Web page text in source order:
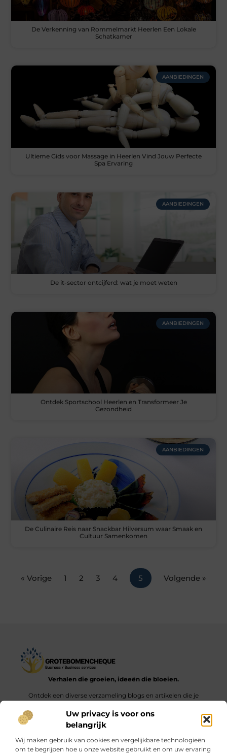
Uw privacy is voor ons
belangrijk
Wij maken gebruik van cookies en vergelijkbare technologieën
om te begrijpen hoe u onze website gebruikt en om uw ervaring
De Verkenning van Rommelmarkt Heerlen Een Lokale
Schatkamer
AANBIEDINGEN
Ultieme Gids voor Massage in Heerlen Vind Jouw Perfecte
Spa Ervaring
AANBIEDINGEN
De it-sector ontcijferd: wat je moet weten
AANBIEDINGEN
Ontdek Sportschool Heerlen en Transformeer Je
Gezondheid
AANBIEDINGEN
De Culinaire Reis naar Snackbar Hilversum waar Smaak en
Cultuur Samenkomen
« Vorige 1 2 3 4 5 Volgende »
Verhalen die groeien, ideeën die bloeien.
Ontdek een diverse verzameling blogs en artikelen die je
dagelijks leven.